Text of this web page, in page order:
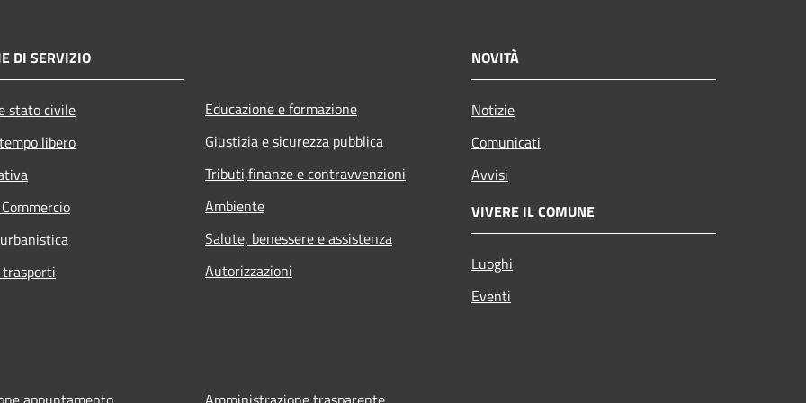
DI SERVIZIO
stato civile
libero
Educazione e formazione
Giustizia e sicurezza pubblica
Tributi,finanze e contravvenzioni
Ambiente
Salute, benessere e assistenza
Autorizzazioni
NOVITÀ
Notizie
Comunicati
Avvisi
VIVERE IL COMUNE
Luoghi
Eventi